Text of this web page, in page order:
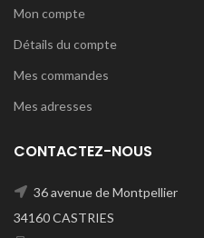
Mon compte
Détails du compte
Mes commandes
Mes adresses
CONTACTEZ-NOUS
36 avenue de Montpellier
34160 CASTRIES